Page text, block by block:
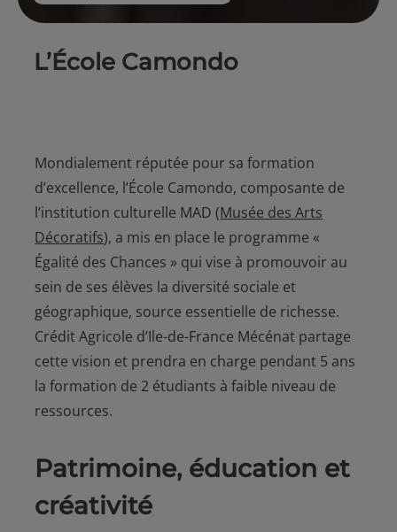
L’École Camondo
Mondialement réputée pour sa formation
d’excellence, l’École Camondo, composante de
l’institution culturelle MAD (Musée des Arts
Décoratifs), a mis en place le programme «
Égalité des Chances » qui vise à promouvoir au
sein de ses élèves la diversité sociale et
géographique, source essentielle de richesse.
Crédit Agricole d’Ile-de-France Mécénat partage
cette vision et prendra en charge pendant 5 ans
la formation de 2 étudiants à faible niveau de
ressources.
Patrimoine, éducation et
créativité